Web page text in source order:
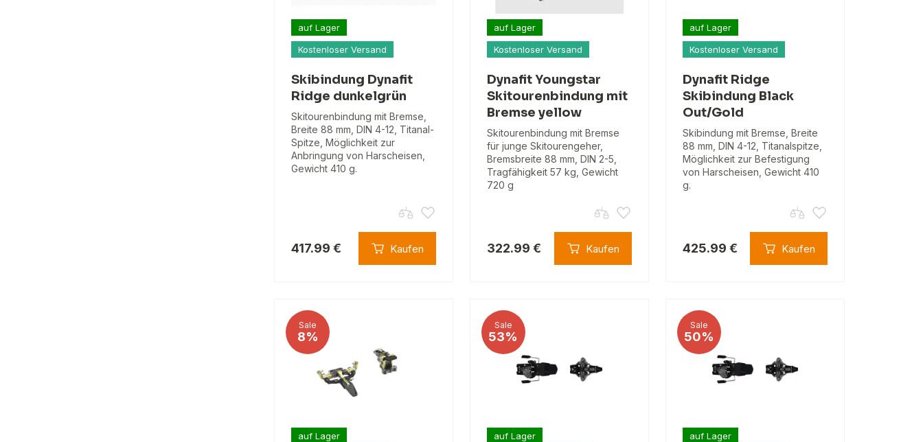
auf Lager
Kostenloser Versand
Skibindung Dynafit
Ridge dunkelgrün
Skitourenbindung mit Bremse,
Breite 88 mm, DIN 4-12, Titanal-
Spitze, Möglichkeit zur
Anbringung von Harscheisen,
Gewicht 410 g.
417.99 € Kaufen
auf Lager
Kostenloser Versand
Dynafit Youngstar
Skitourenbindung mit
Bremse yellow
Skitourenbindung mit Bremse
für junge Skitourengeher,
Bremsbreite 88 mm, DIN 2-5,
Tragfähigkeit 57 kg, Gewicht
720 g
322.99 € Kaufen
auf Lager
Kostenloser Versand
Dynafit Ridge
Skibindung Black
Out/Gold
Skibindung mit Bremse, Breite
88 mm, DIN 4-12, Titanalspitze,
Möglichkeit zur Befestigung
von Harscheisen, Gewicht 410
g.
425.99 € Kaufen
Sale
8%
auf Lager
Sale
53%
auf Lager
Sale
50%
auf Lager